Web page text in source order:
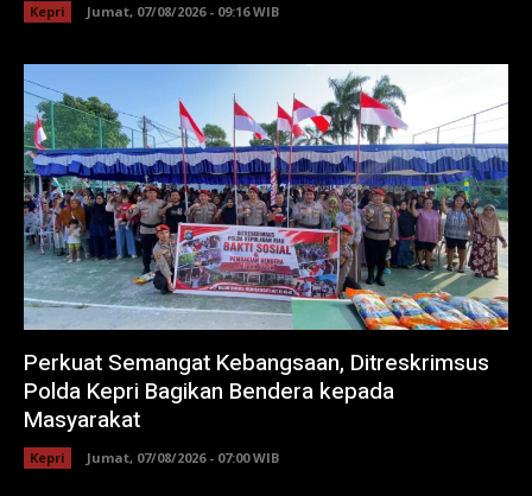
Kepri Jumat, 07/08/2026 - 09:16 WIB
Perkuat Semangat Kebangsaan, Ditreskrimsus
Polda Kepri Bagikan Bendera kepada
Masyarakat
Kepri Jumat, 07/08/2026 - 07:00 WIB